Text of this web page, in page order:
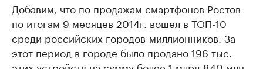
Добавим, что по продажам смартфонов Ростов
по итогам 9 месяцев 2014г. вошел в ТОП-10
среди российских городов-миллионников. За
этот период в городе было продано 196 тыс.